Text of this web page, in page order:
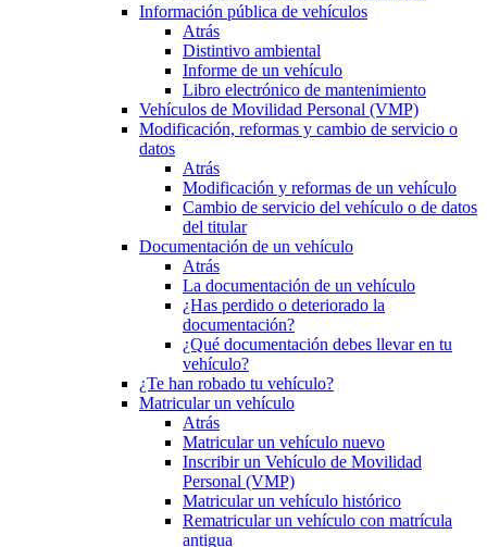
Información pública de vehículos
Atrás
Distintivo ambiental
Informe de un vehículo
Libro electrónico de mantenimiento
Vehículos de Movilidad Personal (VMP)
Modificación, reformas y cambio de servicio o
datos
Atrás
Modificación y reformas de un vehículo
Cambio de servicio del vehículo o de datos
del titular
Documentación de un vehículo
Atrás
La documentación de un vehículo
¿Has perdido o deteriorado la
documentación?
¿Qué documentación debes llevar en tu
vehículo?
¿Te han robado tu vehículo?
Matricular un vehículo
Atrás
Matricular un vehículo nuevo
Inscribir un Vehículo de Movilidad
Personal (VMP)
Matricular un vehículo histórico
Rematricular un vehículo con matrícula
antigua